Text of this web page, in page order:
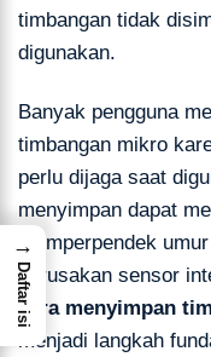
timbangan tidak
digunakan.
Banyak pengguna
timbangan mikro
perlu dijaga saat
menyimpan dapat
memperpendek
kerusakan sensor
cara menyimpan
menjadi langkah
→
Daftar isi